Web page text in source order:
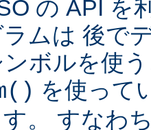
の API を
ムは 後で
ボルを使
を使って
。 すなわ